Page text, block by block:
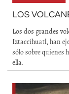
LOS
Los dos grandes
Iztaccíhuatl, han
sólo sobre quienes
ella.